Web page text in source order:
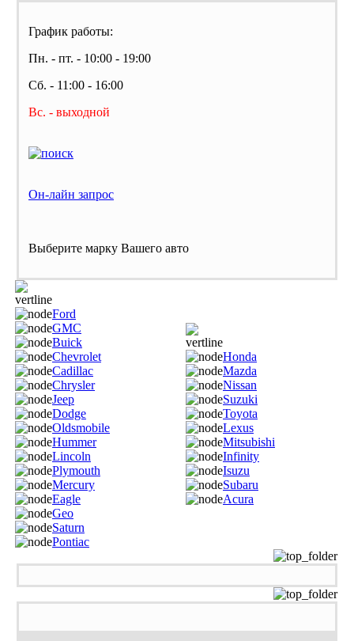
График работы:
Пн. - пт. - 10:00 - 19:00
Сб. - 11:00 - 16:00
Вс. - выходной
Он-лайн запрос
Выберите марку Вашего авто
Ford
GMC
Buick
Chevrolet
Cadillac
Chrysler
Jeep
Dodge
Oldsmobile
Hummer
Lincoln
Plymouth
Mercury
Eagle
Geo
Saturn
Pontiac
Honda
Mazda
Nissan
Suzuki
Toyota
Lexus
Mitsubishi
Infinity
Isuzu
Subaru
Acura